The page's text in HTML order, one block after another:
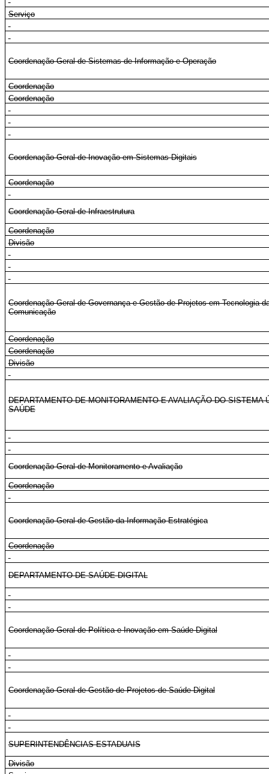
Serviço
Coordenação-Geral de Sistemas de Informação e Operação
Coordenação
Coordenação
Coordenação-Geral de Inovação em Sistemas Digitais
Coordenação
Coordenação-Geral de Infraestrutura
Coordenação
Divisão
Coordenação-Geral de Governança e Gestão de Projetos em Tecnologia
Comunicação
Coordenação
Coordenação
Divisão
DEPARTAMENTO DE MONITORAMENTO E AVALIAÇÃO DO SISTEMA
SAÚDE
Coordenação-Geral de Monitoramento e Avaliação
Coordenação
Coordenação-Geral de Gestão da Informação Estratégica
Coordenação
DEPARTAMENTO DE SAÚDE DIGITAL
Coordenação-Geral de Política e Inovação em Saúde Digital
Coordenação-Geral de Gestão de Projetos de Saúde Digital
SUPERINTENDÊNCIAS ESTADUAIS
Divisão